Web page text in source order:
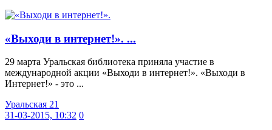
«Выходи в интернет!». ...
29 марта Уральская библиотека приняла участие в
международной акции «Выходи в интернет!». «Выходи в
Интернет!» - это ...
Уральская 21
31-03-2015, 10:32 0